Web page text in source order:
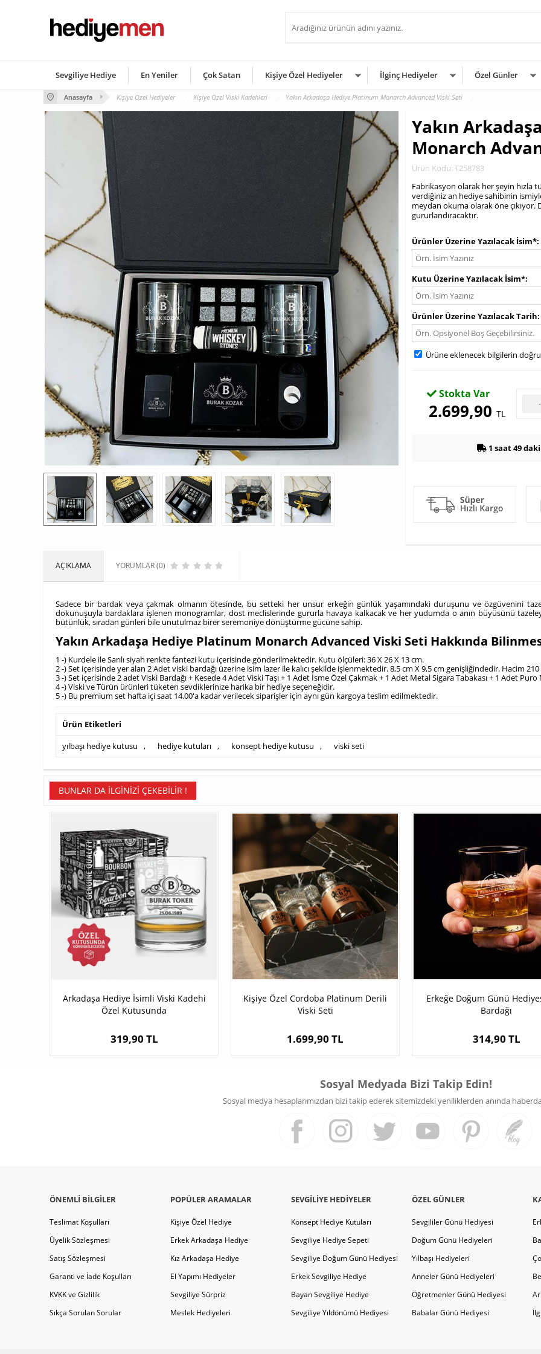
Sevgiliye Hediye En Yeniler Çok Satan Kişiye Özel Hediyeler İlginç Hediyeler Özel Günler
Anasayfa Kişiye Özel Hediyeler Kişiye Özel Viski Kadehleri Yakın Arkadaşa Hediye Platinum Monarch Advanced Viski Seti
Yakın
Monarch
Ürün Kodu: T258783
Fabrikasyon olarak her şeyin hızla
verdiğiniz an hediye sahibinin
meydan okuma olarak öne
gururlandıracaktır.
Ürünler Üzerine Yazılacak İsim*
Kutu Üzerine Yazılacak İsim*
Ürünler Üzerine Yazılacak Tarih
Ürüne eklenecek bilgilerin
Stokta Var
2.699,90TL
-
1 saat 49
AÇIKLAMA YORUMLAR (0)
Sadece bir bardak veya çakmak olmanın ötesinde, bu setteki her unsur erkeğin günlük yaşamındaki duruşunu ve özgüvenini
dokunuşuyla bardaklara işlenen monogramlar, dost meclislerinde gururla havaya kalkacak ve her yudumda o anın büyüsünü
bütünlük, sıradan günleri bile unutulmaz birer seremoniye dönüştürme gücüne sahip.
Yakın Arkadaşa Hediye Platinum Monarch Advanced Viski Seti Hakkında
1 -) Kurdele ile Sarılı siyah renkte fantezi kutu içerisinde gönderilmektedir. Kutu ölçüleri: 36 X 26 X 13 cm.
2 -) Set içerisinde yer alan 2 Adet viski bardağı üzerine isim lazer ile kalıcı şekilde işlenmektedir. 8,5 cm X 9,5 cm genişliğindedir. Hacim 210
3 -) Set içerisinde 2 adet Viski Bardağı + Kesede 4 Adet Viski Taşı + 1 Adet İsme Özel Çakmak + 1 Adet Metal Sigara Tabakası + 1 Adet Puro
4 -) Viski ve Türün ürünleri tüketen sevdiklerinize harika bir hediye seçeneğidir.
5 -) Bu premium set hafta içi saat 14.00'a kadar verilecek siparişler için aynı gün kargoya teslim edilmektedir.
Ürün Etiketleri
yılbaşı hediye kutusu
, hediye kutuları , konsept hediye kutusu , viski seti
BUNLAR DA İLGINIZI ÇEKEBILIR !
Arkadaşa Hediye İsimli Viski Kadehi
Özel Kutusunda
319,90 TL
Kişiye Özel Cordoba Platinum Derili
Viski Seti
1.699,90 TL
Erkeğe Doğum Günü
Bardağı
314,90 TL
Sosyal Medyada Bizi Takip Edin!
Sosyal medya hesaplarımızdan bizi takip ederek sitemizdeki yeniliklerden anında
ÖNEMLI BILGILER
Teslimat Koşulları
Üyelik Sözleşmesi
Satış Sözleşmesi
Garanti ve İade Koşulları
KVKK ve Gizlilik
Sıkça Sorulan Sorular
POPÜLER ARAMALAR
Kişiye Özel Hediye
Erkek Arkadaşa Hediye
Kız Arkadaşa Hediye
El Yapımı Hediyeler
Sevgiliye Sürpriz
Meslek Hediyeleri
SEVGILIYE HEDIYELER
Konsept Hediye Kutuları
Sevgiliye Hediye Sepeti
Sevgiliye Doğum Günü Hediyesi
Erkek Sevgiliye Hediye
Bayan Sevgiliye Hediye
Sevgiliye Yıldönümü Hediyesi
ÖZEL GÜNLER
Sevgililer Günü Hediyesi
Doğum Günü Hediyeleri
Yılbaşı Hediyeleri
Anneler Günü Hediyeleri
Öğretmenler Günü Hediyesi
Babalar Günü Hediyesi